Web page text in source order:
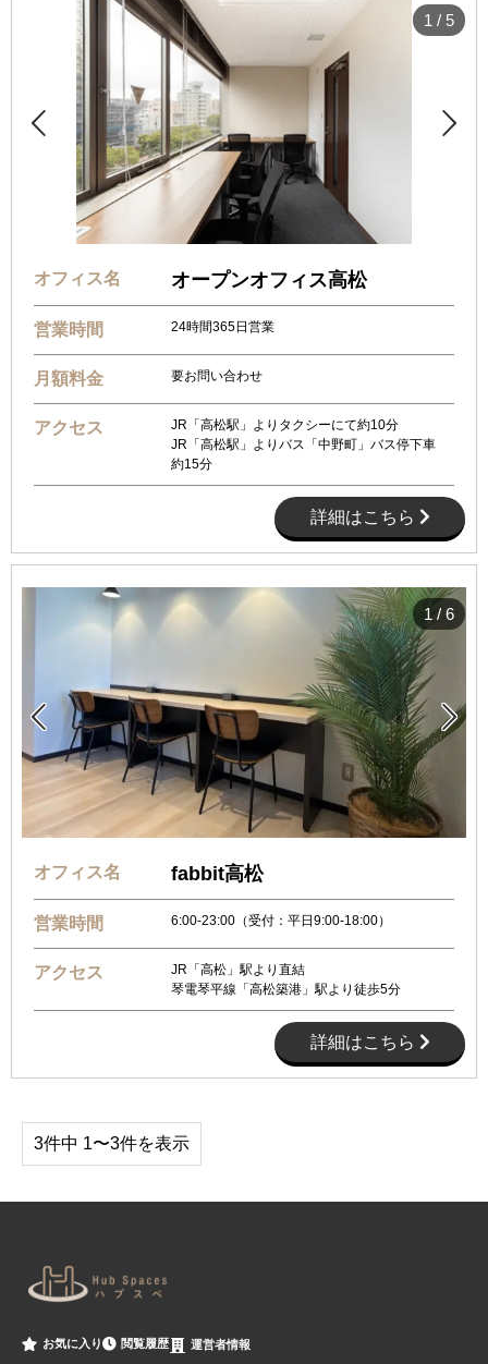
 
1 / 5
オフィス名 オープンオフィス高松
営業時間 24時間365日営業
月額料金 要お問い合わせ
アクセス
JR「高松駅」よりタクシーにて約10分
JR「高松駅」よりバス「中野町」バス停下車
約15分
詳細はこちら
 
1 / 6
オフィス名 fabbit高松
営業時間 6:00-23:00（受付：平日9:00-18:00）
アクセス
JR「高松」駅より直結
琴電琴平線「高松築港」駅より徒歩5分
詳細はこちら
3件中 1〜3件を表示
お気に入り 閲覧履歴 運営者情報